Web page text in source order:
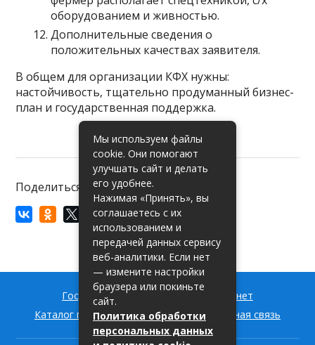
оборудованием и живностью.
Дополнительные сведения о
положительных качествах заявителя.
В общем для организации КФХ нужны:
настойчивость, тщательно продуманный бизнес-
план и государственная поддержка.
Поделиться:
Госуслуги РФ — вход в личный кабинет
Каталог государственных услуг
Обратная связь
Мы используем файлы
cookie. Они помогают
улучшать сайт и делать
его удобнее.
Нажимая «Принять», вы
соглашаетесь с их
использованием и
передачей данных сервису
веб-аналитики. Если нет
— измените настройки
браузера или покиньте
сайт.
Политика обработки
персональных данных